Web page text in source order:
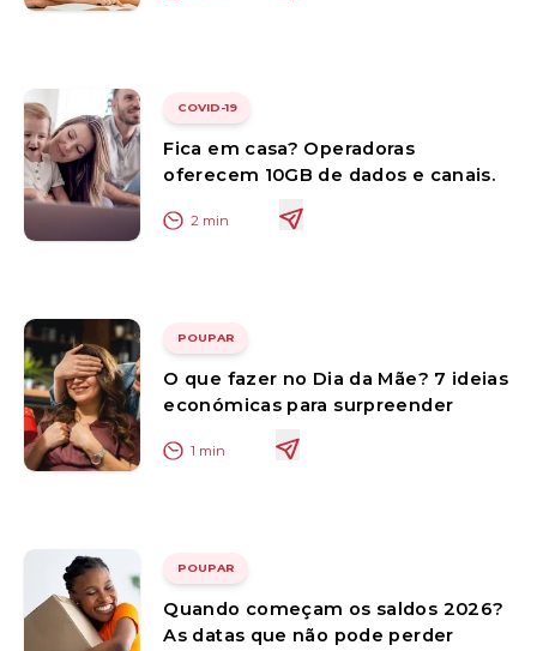
COVID-19
Fica em casa? Operadoras
oferecem 10GB de dados e canais.
2 min
POUPAR
O que fazer no Dia da Mãe? 7 ideias
económicas para surpreender
1 min
POUPAR
Quando começam os saldos 2026?
As datas que não pode perder